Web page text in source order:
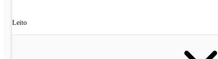
Leito